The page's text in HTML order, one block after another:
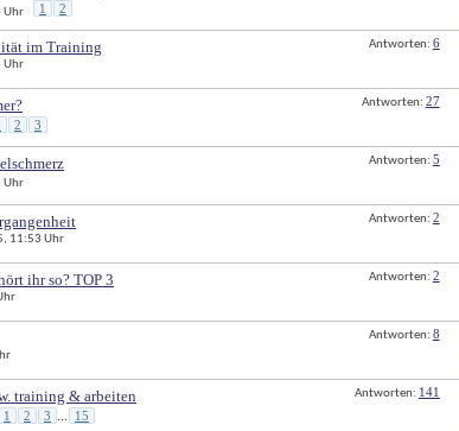
Uhr 1 2
im Training
Uhr
Antworten: 6
2 3
Antworten: 27
Uhr
Antworten: 5
11:53 Uhr
Antworten: 2
ihr so? TOP 3 Antworten: 2
Antworten: 8
training & arbeiten
1 2 3 ... 15
Antworten: 141